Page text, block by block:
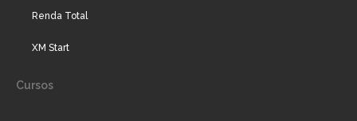
Renda Total
XM Start
Cursos